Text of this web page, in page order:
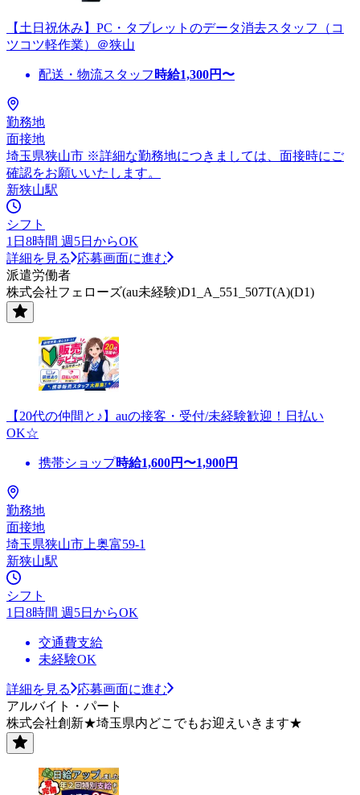
【土日祝休み】PC・タブレットのデータ消去スタッフ（コ
ツコツ軽作業）＠狭山
配送・物流スタッフ 時給1,300円〜
勤務地
面接地
埼玉県狭山市 ※詳細な勤務地につきましては、面接時にご
確認をお願いいたします。
新狭山駅
シフト
1日8時間 週5日からOK
詳細を見る
応募画面に進む
派遣労働者
株式会社フェローズ(au未経験)D1_A_551_507T(A)(D1)
【20代の仲間と♪】auの接客・受付/未経験歓迎！日払い
OK☆
携帯ショップ時給1,600円〜1,900円
勤務地
面接地
埼玉県狭山市上奥富59-1
新狭山駅
シフト
1日8時間 週5日からOK
交通費支給
未経験OK
詳細を見る
応募画面に進む
アルバイト・パート
株式会社創新★埼玉県内どこでもお迎えいきます★